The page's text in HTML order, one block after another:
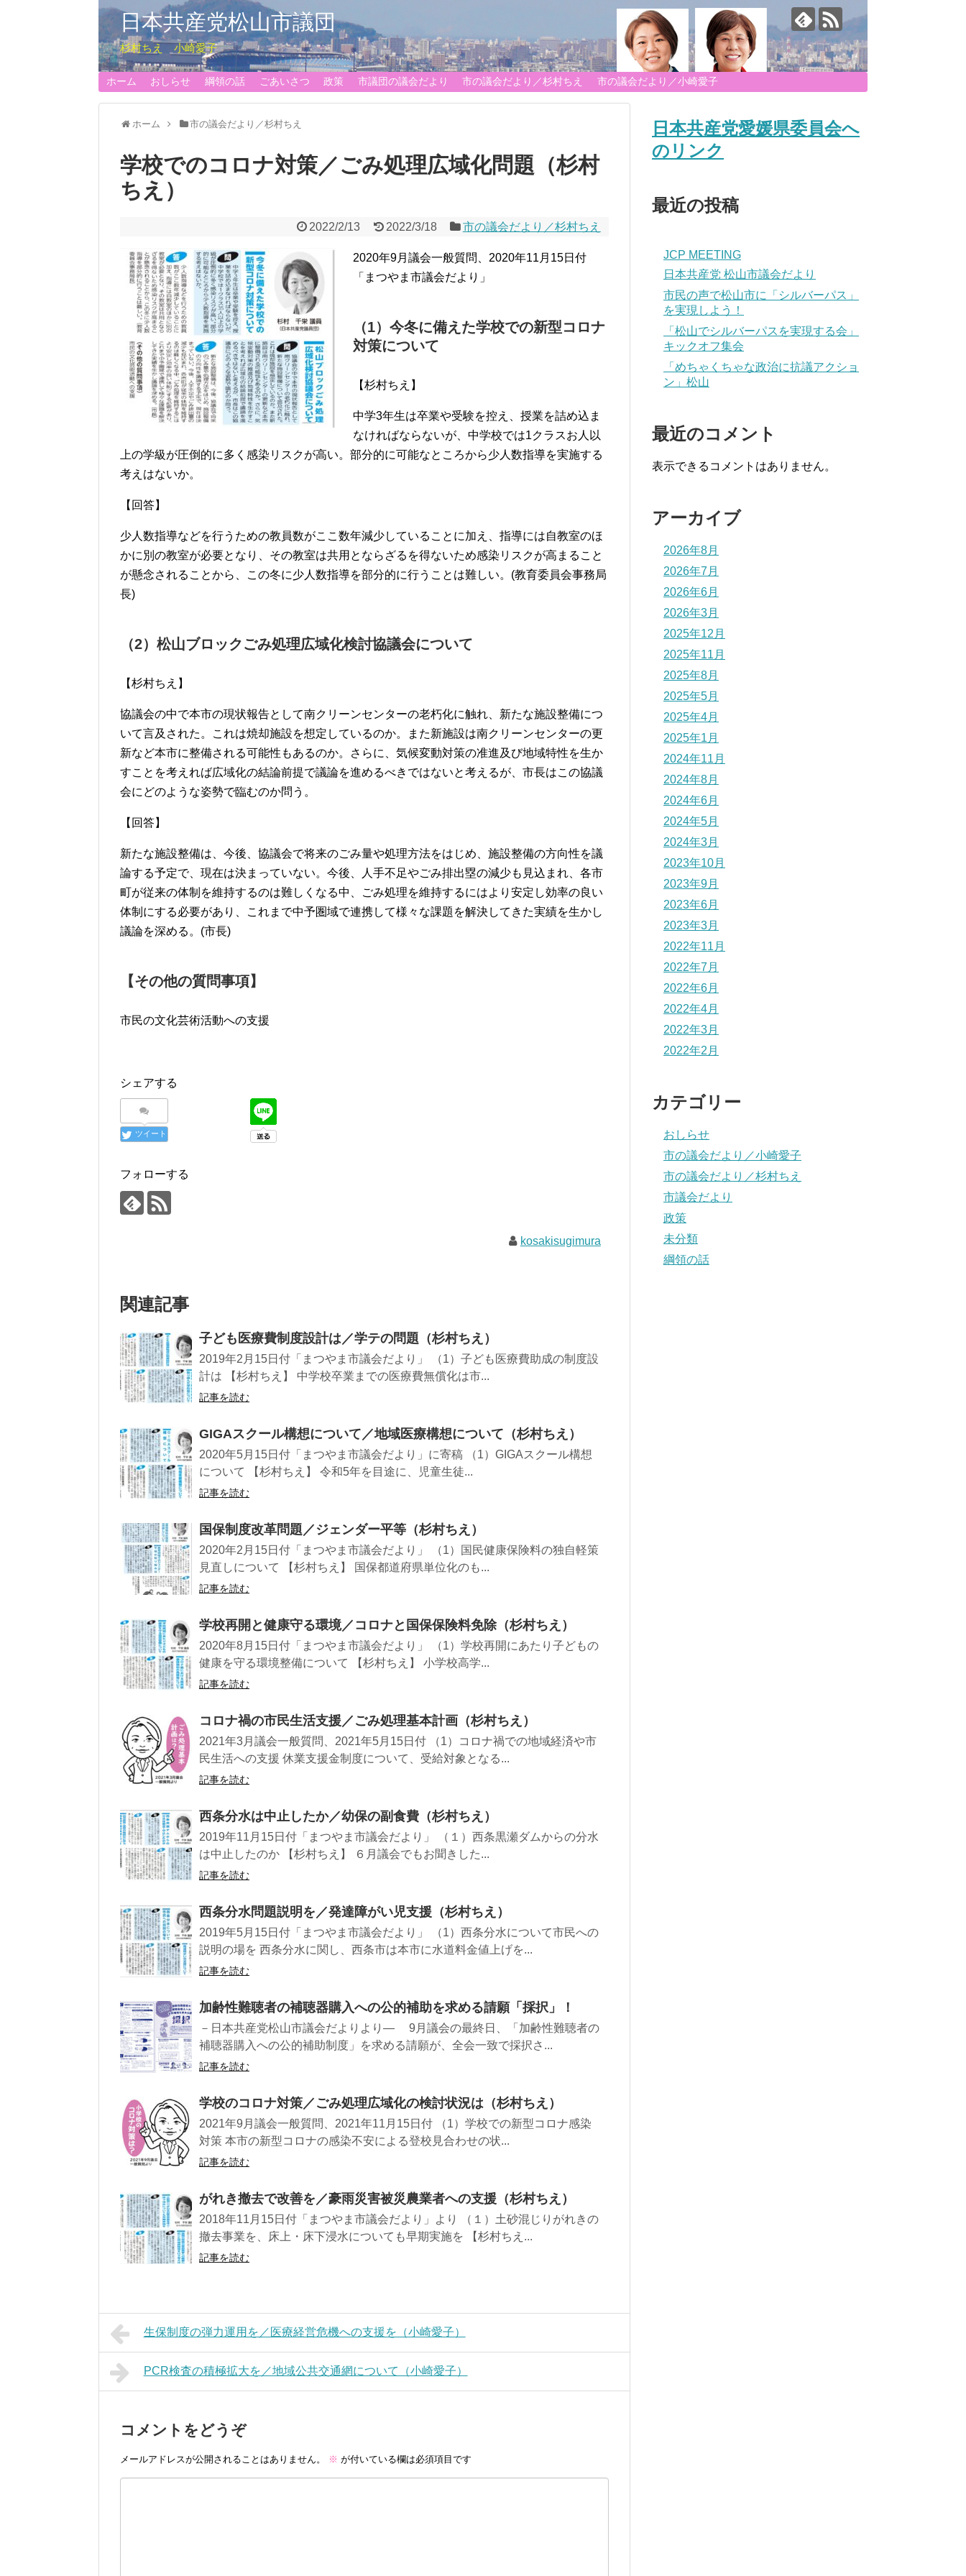
日本共産党松山市議団
杉村ちえ 小崎愛子
ホーム おしらせ 綱領の話 ごあいさつ 政策 市議団の議会だより 市の議会だより／杉村ちえ 市の議会だより／小崎愛子
ホーム 市の議会だより／杉村ちえ
学校でのコロナ対策／ごみ処理広域化問題（杉村
ちえ）
2022/2/13 2022/3/18 市の議会だより／杉村ちえ
2020年9月議会一般質問、2020年11月15日付
「まつやま市議会だより」
（1）今冬に備えた学校での新型コロナ
対策について
【杉村ちえ】
中学3年生は卒業や受験を控え、授業を詰め込ま
なければならないが、中学校では1クラスお人以
上の学級が圧倒的に多く感染リスクが高い。部分的に可能なところから少人数指導を実施する
考えはないか。
【回答】
少人数指導などを行うための教員数がここ数年減少していることに加え、指導には自教室のほ
かに別の教室が必要となり、その教室は共用とならざるを得ないため感染リスクが高まること
が懸念されることから、この冬に少人数指導を部分的に行うことは難しい。(教育委員会事務局
長)
（2）松山ブロックごみ処理広域化検討協議会について
【杉村ちえ】
協議会の中で本市の現状報告として南クリーンセンターの老朽化に触れ、新たな施設整備につ
いて言及された。これは焼却施設を想定しているのか。また新施設は南クリーンセンターの更
新など本市に整備される可能性もあるのか。さらに、気候変動対策の准進及び地域特性を生か
すことを考えれば広域化の結論前提で議論を進めるべきではないと考えるが、市長はこの協議
会にどのような姿勢で臨むのか問う。
【回答】
新たな施設整備は、今後、協議会で将来のごみ量や処理方法をはじめ、施設整備の方向性を議
論する予定で、現在は決まっていない。今後、人手不足やごみ排出塁の減少も見込まれ、各市
町が従来の体制を維持するのは難しくなる中、ごみ処理を維持するにはより安定し効率の良い
体制にする必要があり、これまで中予圏域で連携して様々な課題を解決してきた実績を生かし
議論を深める。(市長)
【その他の質問事項】
市民の文化芸術活動への支援
シェアする
ツイート
フォローする
kosakisugimura
関連記事
子ども医療費制度設計は／学テの問題（杉村ちえ）
2019年2月15日付「まつやま市議会だより」 （1）子ども医療費助成の制度設
計は 【杉村ちえ】 中学校卒業までの医療費無償化は市...
記事を読む
GIGAスクール構想について／地域医療構想について（杉村ちえ）
2020年5月15日付「まつやま市議会だより」に寄稿 （1）GIGAスクール構想
について 【杉村ちえ】 令和5年を目途に、児童生徒...
記事を読む
国保制度改革問題／ジェンダー平等（杉村ちえ）
2020年2月15日付「まつやま市議会だより」 （1）国民健康保険料の独自軽策
見直しについて 【杉村ちえ】 国保都道府県単位化のも...
記事を読む
学校再開と健康守る環境／コロナと国保保険料免除（杉村ちえ）
2020年8月15日付「まつやま市議会だより」 （1）学校再開にあたり子どもの
健康を守る環境整備について 【杉村ちえ】 小学校高学...
記事を読む
コロナ禍の市民生活支援／ごみ処理基本計画（杉村ちえ）
2021年3月議会一般質問、2021年5月15日付 （1）コロナ禍での地域経済や市
民生活への支援 休業支援金制度について、受給対象となる...
記事を読む
西条分水は中止したか／幼保の副食費（杉村ちえ）
2019年11月15日付「まつやま市議会だより」 （１）西条黒瀬ダムからの分水
は中止したのか 【杉村ちえ】 ６月議会でもお聞きした...
記事を読む
西条分水問題説明を／発達障がい児支援（杉村ちえ）
2019年5月15日付「まつやま市議会だより」 （1）西条分水について市民への
説明の場を 西条分水に関し、西条市は本市に水道料金値上げを...
記事を読む
加齢性難聴者の補聴器購入への公的補助を求める請願「採択」！
－日本共産党松山市議会だよりより― 9月議会の最終日、「加齢性難聴者の
補聴器購入への公的補助制度」を求める請願が、全会一致で採択さ...
記事を読む
学校のコロナ対策／ごみ処理広域化の検討状況は（杉村ちえ）
2021年9月議会一般質問、2021年11月15日付 （1）学校での新型コロナ感染
対策 本市の新型コロナの感染不安による登校見合わせの状...
記事を読む
がれき撤去で改善を／豪雨災害被災農業者への支援（杉村ちえ）
2018年11月15日付「まつやま市議会だより」より （１）土砂混じりがれきの
撤去事業を、床上・床下浸水についても早期実施を 【杉村ちえ...
記事を読む
生保制度の弾力運用を／医療経営危機への支援を（小崎愛子）
PCR検査の積極拡大を／地域公共交通網について（小崎愛子）
コメントをどうぞ
メールアドレスが公開されることはありません。 ※ が付いている欄は必須項目です
日本共産党愛媛県委員会へ
のリンク
最近の投稿
JCP MEETING
日本共産党 松山市議会だより
市民の声で松山市に「シルバーパス」
を実現しよう！
「松山でシルバーパスを実現する会」
キックオフ集会
「めちゃくちゃな政治に抗議アクショ
ン」松山
最近のコメント
表示できるコメントはありません。
アーカイブ
2026年8月
2026年7月
2026年6月
2026年3月
2025年12月
2025年11月
2025年8月
2025年5月
2025年4月
2025年1月
2024年11月
2024年8月
2024年6月
2024年5月
2024年3月
2023年10月
2023年9月
2023年6月
2023年3月
2022年11月
2022年7月
2022年6月
2022年4月
2022年3月
2022年2月
カテゴリー
おしらせ
市の議会だより／小崎愛子
市の議会だより／杉村ちえ
市議会だより
政策
未分類
綱領の話